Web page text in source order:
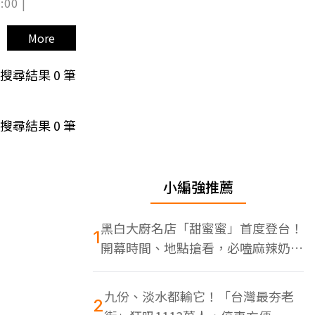
More
搜尋結果0筆
搜尋結果0筆
小編強推薦
1黑白大廚名店「甜蜜蜜」首度登台！
開幕時間、地點搶看，必嗑麻辣奶油
蝦
2九份、淡水都輸它！「台灣最夯老